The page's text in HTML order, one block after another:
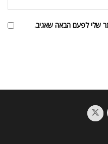
שלי לפעם הבאה שאגיב.